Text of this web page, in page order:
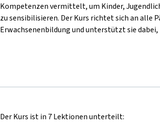
Kompetenzen vermittelt, um Kinder,
zu sensibilisieren. Der Kurs richtet sich an alle
Erwachsenenbildung und unterstützt sie
Der Kurs ist in 7 Lektionen unterteilt: